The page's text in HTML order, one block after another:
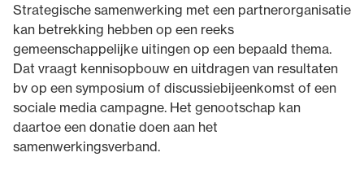
Strategische samenwerking met een partnerorganisatie
kan betrekking hebben op een reeks
gemeenschappelijke uitingen op een bepaald thema.
Dat vraagt kennisopbouw en uitdragen van resultaten
bv op een symposium of discussiebijeenkomst of een
sociale media campagne. Het genootschap kan
daartoe een donatie doen aan het
samenwerkingsverband.